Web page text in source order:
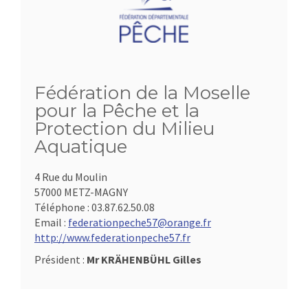
Fédération de la Moselle
pour la Pêche et la
Protection du Milieu
Aquatique
4 Rue du Moulin
57000 METZ-MAGNY
Téléphone : 03.87.62.50.08
Email : federationpeche57@orange.fr
http://www.federationpeche57.fr
Président : Mr KRÄHENBÜHL Gilles